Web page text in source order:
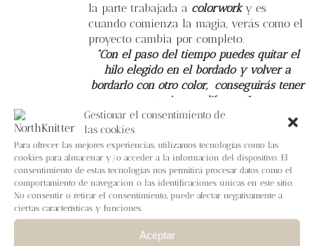
Gestionar el consentimiento de
las cookies
Para ofrecer las mejores experiencias, utilizamos tecnologías como las
cookies para almacenar y/o acceder a la información del dispositivo. El
consentimiento de estas tecnologías nos permitirá procesar datos como el
comportamiento de navegación o las identificaciones únicas en este sitio.
No consentir o retirar el consentimiento, puede afectar negativamente a
ciertas características y funciones.
Aceptar
la parte trabajada a colorwork y es
cuando comienza la magia, verás como el
proyecto cambia por completo.
“Con el paso del tiempo puedes quitar el
hilo elegido en el bordado y volver a
bordarlo con otro color, conseguirás tener
otro jersey diferente”
Tallas1 (2) 3 (4) 5 (6) 7 (8) 9 (10) 11
Medidas finalesContorno de pecho: 82 (85)
93 (97) 105 (113) 120 (125) 133 (138) 150 cm.
Contorno de manga: 26 (26,5) 29 (30) 32
(34) 37,5 (39) 39,5 (47,5) 48,5 cm. Manga: 38
(38) 40 (40) 43 (43) 43 (43) 43 (43) 44 cm.
Largo total (versión corto): 32 (32) 32 (32)
32 (34) 34 (34) 34 (34) 34 cm. Largo total